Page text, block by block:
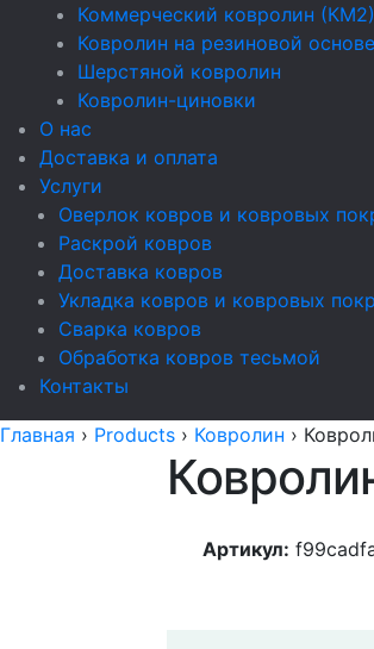
Коммерческий ковролин (КМ2)
Ковролин на резиновой основе
Шерстяной ковролин
Ковролин-циновки
О нас
Доставка и оплата
Услуги
Оверлок ковров и ковровых
Раскрой ковров
Доставка ковров
Укладка ковров и ковровых
Сварка ковров
Обработка ковров тесьмой
Контакты
Главная › Products › Ковролин ›
Артикул: